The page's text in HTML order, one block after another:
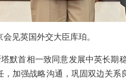
见英国外交大臣库珀。
默首相一致同意发展中英长
加强战略沟通，巩固双边关